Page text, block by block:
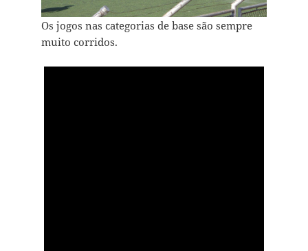
Os jogos nas categorias de base são sempre
muito corridos.